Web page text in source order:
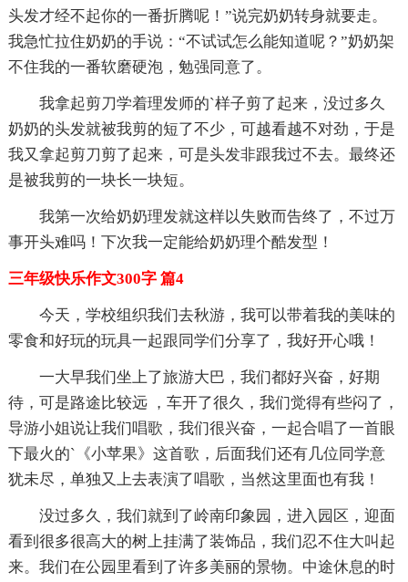
头发才经不起你的一番折腾呢！”说完奶奶转身就要走。
我急忙拉住奶奶的手说：“不试试怎么能知道呢？”奶奶架
不住我的一番软磨硬泡，勉强同意了。
我拿起剪刀学着理发师的`样子剪了起来，没过多久
奶奶的头发就被我剪的短了不少，可越看越不对劲，于是
我又拿起剪刀剪了起来，可是头发非跟我过不去。最终还
是被我剪的一块长一块短。
我第一次给奶奶理发就这样以失败而告终了，不过万
事开头难吗！下次我一定能给奶奶理个酷发型！
三年级快乐作文300字 篇4
今天，学校组织我们去秋游，我可以带着我的美味的
零食和好玩的玩具一起跟同学们分享了，我好开心哦！
一大早我们坐上了旅游大巴，我们都好兴奋，好期
待，可是路途比较远 ，车开了很久，我们觉得有些闷了，
导游小姐说让我们唱歌，我们很兴奋，一起合唱了一首眼
下最火的`《小苹果》这首歌，后面我们还有几位同学意
犹未尽，单独又上去表演了唱歌，当然这里面也有我！
没过多久，我们就到了岭南印象园，进入园区，迎面
看到很多很高大的树上挂满了装饰品，我们忍不住大叫起
来。我们在公园里看到了许多美丽的景物。中途休息的时